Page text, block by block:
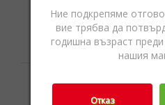
Производител:
Произход:
Ние подкрепяме
вие трябва да
годишна възраст
нашия
Отказ